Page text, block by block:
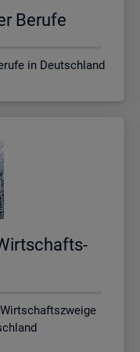
Be­ru­fe
in Deutschland